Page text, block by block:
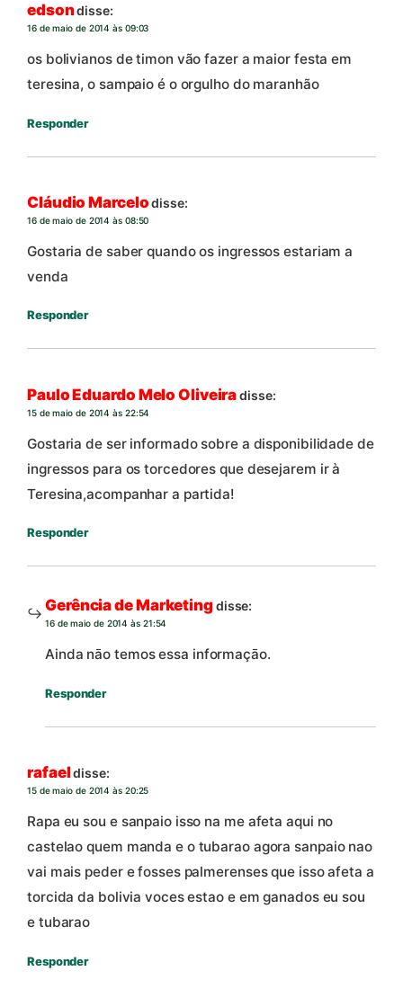
edsondisse:
16 de maio de 2014 às 09:03
os bolivianos de timon vão fazer a maior festa em
teresina, o sampaio é o orgulho do maranhão
Responder
Cláudio Marcelo disse:
16 de maio de 2014 às 08:50
Gostaria de saber quando os ingressos estariam a
venda
Responder
Paulo Eduardo Melo Oliveiradisse:
15 de maio de 2014 às 22:54
Gostaria de ser informado sobre a disponibilidade de
ingressos para os torcedores que desejarem ir à
Teresina,acompanhar a partida!
Responder
Gerência de Marketingdisse:
16 de maio de 2014 às 21:54
Ainda nāo temos essa informaçāo.
Responder
rafaeldisse:
15 de maio de 2014 às 20:25
Rapa eu sou e sanpaio isso na me afeta aqui no
castelao quem manda e o tubarao agora sanpaio nao
vai mais peder e fosses palmerenses que isso afeta a
torcida da bolivia voces estao e em ganados eu sou
e tubarao
Responder